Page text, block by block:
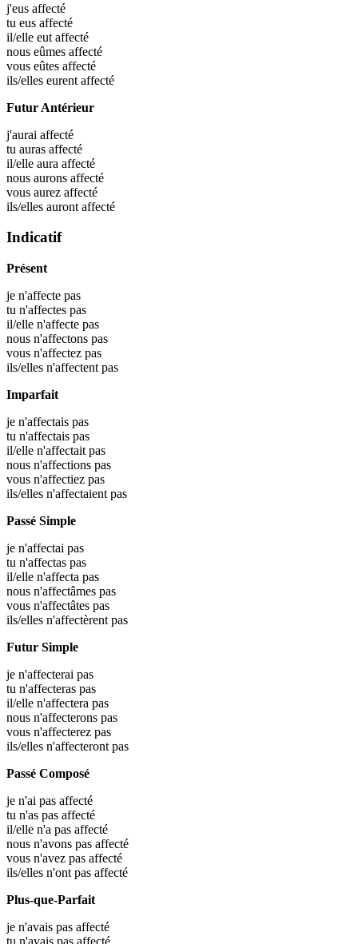
j'eus affecté
tu eus affecté
il/elle eut affecté
nous eûmes affecté
vous eûtes affecté
ils/elles eurent affecté
Futur Antérieur
j'aurai affecté
tu auras affecté
il/elle aura affecté
nous aurons affecté
vous aurez affecté
ils/elles auront affecté
Indicatif
Présent
je n'affecte pas
tu n'affectes pas
il/elle n'affecte pas
nous n'affectons pas
vous n'affectez pas
ils/elles n'affectent pas
Imparfait
je n'affectais pas
tu n'affectais pas
il/elle n'affectait pas
nous n'affections pas
vous n'affectiez pas
ils/elles n'affectaient pas
Passé Simple
je n'affectai pas
tu n'affectas pas
il/elle n'affecta pas
nous n'affectâmes pas
vous n'affectâtes pas
ils/elles n'affectèrent pas
Futur Simple
je n'affecterai pas
tu n'affecteras pas
il/elle n'affectera pas
nous n'affecterons pas
vous n'affecterez pas
ils/elles n'affecteront pas
Passé Composé
je n'ai pas affecté
tu n'as pas affecté
il/elle n'a pas affecté
nous n'avons pas affecté
vous n'avez pas affecté
ils/elles n'ont pas affecté
Plus-que-Parfait
je n'avais pas affecté
tu n'avais pas affecté